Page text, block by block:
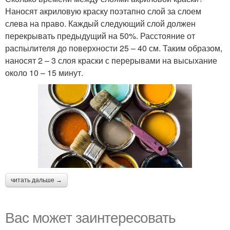
Наносят акриловую краску поэтапно слой за слоем
слева на право. Каждый следующий слой должен
перекрывать предыдущий на 50%. Расстояние от
распылителя до поверхности 25 – 40 см. Таким образом,
наносят 2 – 3 слоя краски с перерывами на высыхание
около 10 – 15 минут.
читать дальше →
Вас может заинтересовать